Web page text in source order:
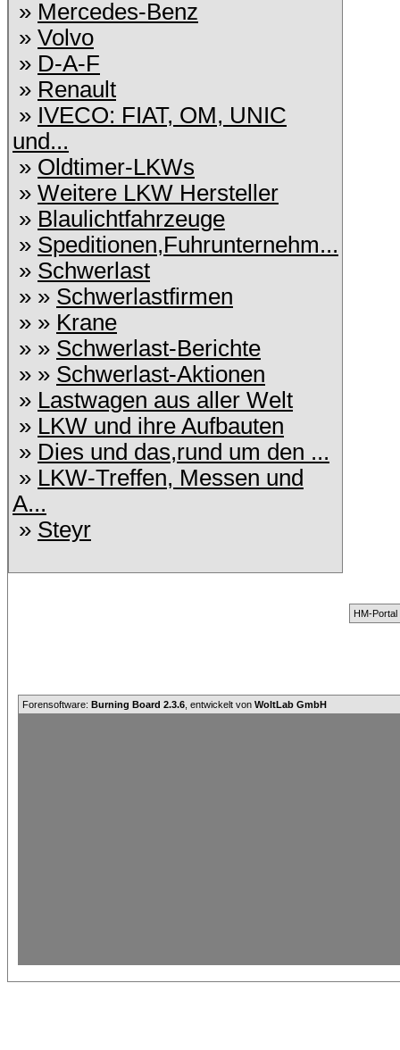
» Mercedes-Benz
» Volvo
» D-A-F
» Renault
» IVECO: FIAT, OM, UNIC
und...
» Oldtimer-LKWs
» Weitere LKW Hersteller
» Blaulichtfahrzeuge
» Speditionen,Fuhrunternehm...
» Schwerlast
» » Schwerlastfirmen
» » Krane
» » Schwerlast-Berichte
» » Schwerlast-Aktionen
» Lastwagen aus aller Welt
» LKW und ihre Aufbauten
» Dies und das,rund um den ...
» LKW-Treffen, Messen und
A...
» Steyr
HM-
Forensoftware: Burning Board 2.3.6 , entwickelt von WoltLab GmbH